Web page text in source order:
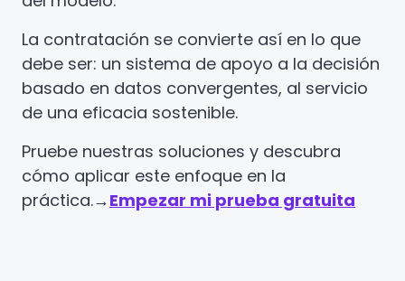
La contratación se convierte así en lo que
debe ser: un sistema de apoyo a la decisión
basado en datos convergentes, al servicio
de una eficacia sostenible.
Pruebe nuestras soluciones y descubra
cómo aplicar este enfoque en la
práctica.→Empezar mi prueba gratuita